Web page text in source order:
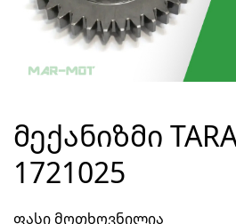
ᲛᲔᲥᲐᲜᲘᲖᲛᲘ
1721025
ფასი მოთხოვნილია